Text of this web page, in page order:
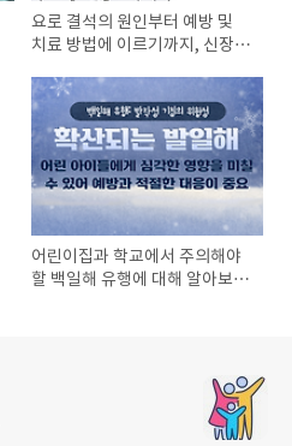
요로 결석의 원인부터 예방 및
치료 방법에 이르기까지, 신장
게 담았습니다. 신장 건강에 좋
은 식습관, 충분한 수분 섭취의
중요성, 자연 치료법 및 의학적
대..
어린이집과 학교에서 주의해야
할 백일해 유행에 대해 알아보세